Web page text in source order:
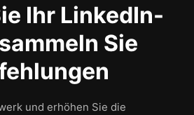
Ihr LinkedIn-
Sie
und erhöhen Sie die